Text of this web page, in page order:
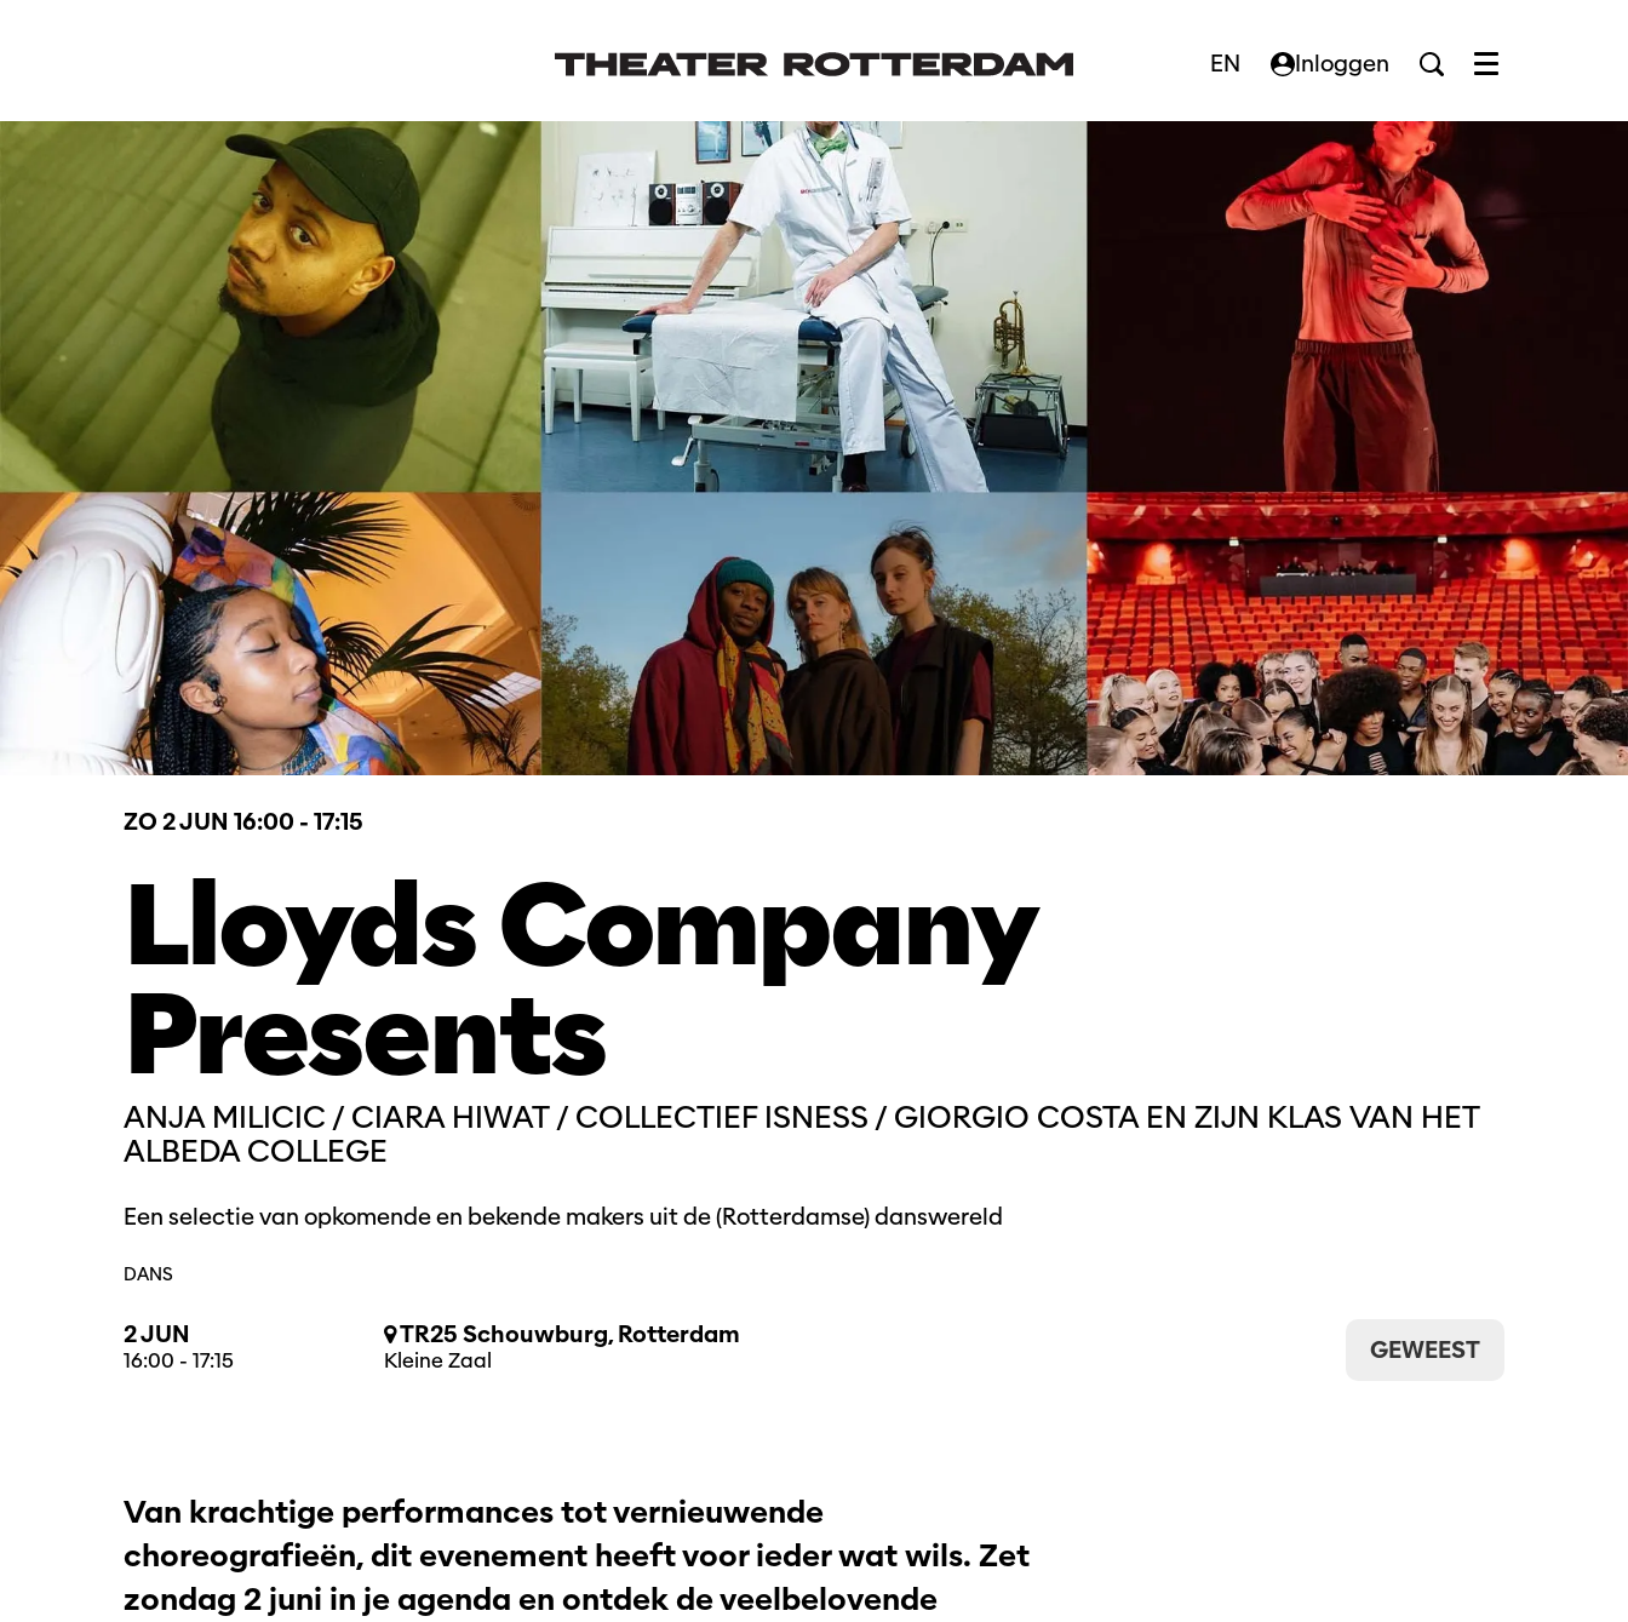
EN Inloggen Menu
Lloyds Company
Presents
ANJA MILICIC / CIARA HIWAT / COLLECTIEF ISNESS / GIORGIO COSTA EN ZIJN KLAS VAN HET
ALBEDA COLLEGE
ZO 2 JUN 16:00 - 17:15
Een selectie van opkomende en bekende makers uit de (Rotterdamse) danswereld
DANS
2 JUN
16:00 - 17:15
TR25 Schouwburg, Rotterdam
Kleine Zaal GEWEEST
Van krachtige performances tot vernieuwende
choreografieën, dit evenement heeft voor ieder wat wils. Zet
zondag 2 juni in je agenda en ontdek de veelbelovende